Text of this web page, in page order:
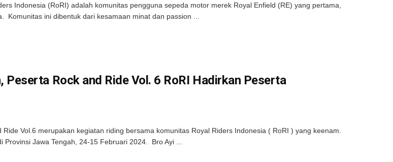
Indonesia (RoRI) adalah komunitas pengguna sepeda motor merek Royal Enfield (RE) yang pertama,
Komunitas ini dibentuk dari kesamaan minat dan passion ...
Peserta Rock and Ride Vol. 6 RoRI Hadirkan Peserta
Vol.6 merupakan kegiatan riding bersama komunitas Royal Riders Indonesia ( RoRI ) yang keenam.
Provinsi Jawa Tengah, 24-15 Februari 2024. Bro Ayi ...